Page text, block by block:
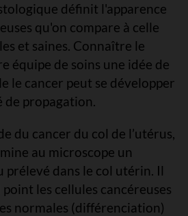
définit l'apparence
qu'on compare à celle
et saines. Connaître le
équipe de soins une idée de
le cancer peut se développer
de propagation.
du cancer du col de l’utérus,
au microscope un
prélevé dans le col utérin. Il
les cellules cancéreuses
normales (différenciation)